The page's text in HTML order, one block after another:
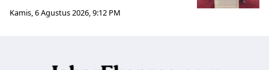
Kamis, 6 Agustus 2026, 9:12 PM